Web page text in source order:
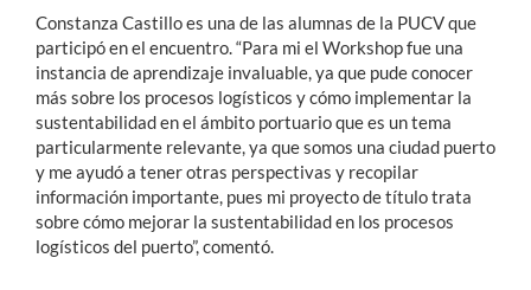
Constanza Castillo es una de las alumnas de la PUCV que
participó en el encuentro. “Para mi el Workshop fue una
instancia de aprendizaje invaluable, ya que pude conocer
más sobre los procesos logísticos y cómo implementar la
sustentabilidad en el ámbito portuario que es un tema
particularmente relevante, ya que somos una ciudad puerto
y me ayudó a tener otras perspectivas y recopilar
información importante, pues mi proyecto de título trata
sobre cómo mejorar la sustentabilidad en los procesos
logísticos del puerto”, comentó.